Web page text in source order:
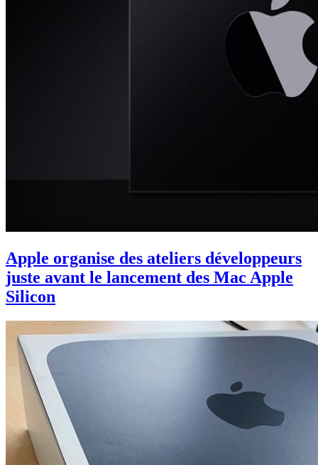
Apple organise des ateliers développeurs
juste avant le lancement des Mac Apple
Silicon